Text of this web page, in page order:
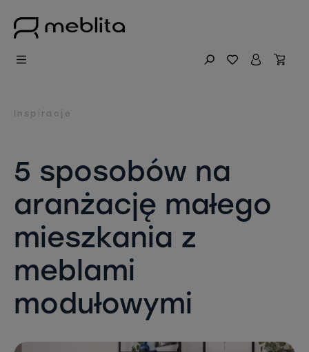
Inspiracje
5 sposobów na
aranżację małego
mieszkania z
meblami
modułowymi